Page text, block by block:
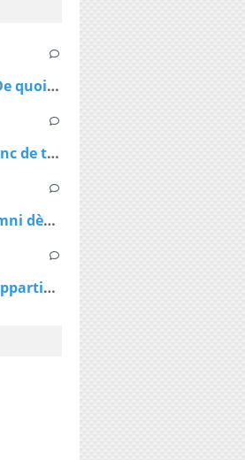
Netflix, Disney+, Apple TV... De quoi passer du bon temps pendant le confinement
Les médias sportifs, sur le banc de touche mais pas résignés
Confinement : La Maison Lumni dès lundi à 9h sur les chaines de France Télévisions
TF1 remplace Demain nous appartient par Sept à Huit, dès lundi à 19h05 le temps du confinement